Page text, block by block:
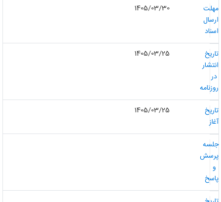
1405/03/30
1405/03/25
1405/03/25